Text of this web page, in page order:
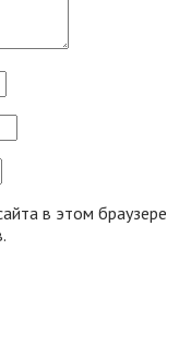
в этом браузере